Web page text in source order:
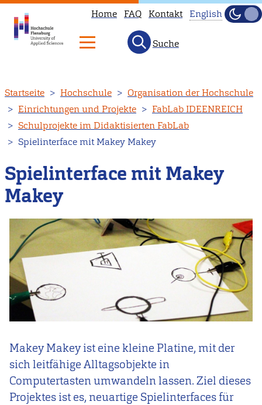
zum
Inhalt
Home FAQ Kontakt
not
available
to
main
page
instead.
English
Hell
Suche
Startseite Hochschule
Organisation der Hochschule
Einrichtungen und Projekte
FabLab IDEENREICH
Schulprojekte im Didaktisierten FabLab
Spielinterface mit Makey Makey
Spielinterface mit Makey
Makey
Makey Makey ist eine kleine Platine, mit der
sich leitfähige Alltagsobjekte in
Computertasten umwandeln lassen. Ziel dieses
Projektes ist es, neuartige Spielinterfaces für